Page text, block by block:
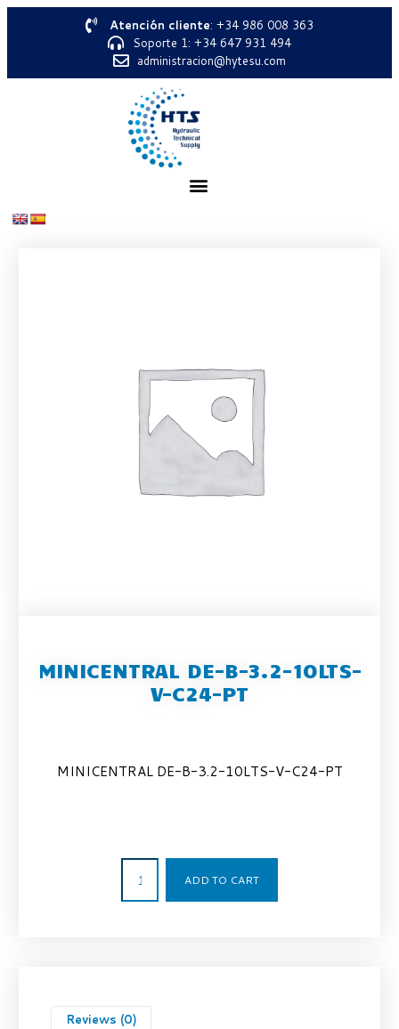
Atención cliente: +34 986 008 363
Soporte 1: +34 647 931 494
administracion@hytesu.com
MINICENTRAL DE-B-3.2-10LTS-
V-C24-PT
MINICENTRAL DE-B-3.2-10LTS-V-C24-PT
ADD TO CART
Reviews (0)